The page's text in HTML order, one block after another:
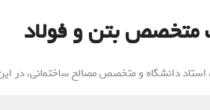
متخصص بتن و فولاد
استاد دانشگاه و متخصص مصالح ساختمانی، در